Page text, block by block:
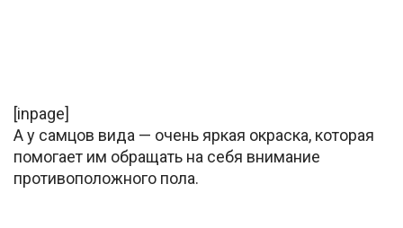
[inpage]
А у самцов вида — очень яркая окраска, которая
помогает им обращать на себя внимание
противоположного пола.